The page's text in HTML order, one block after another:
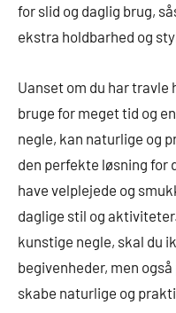
for slid og daglig brug,
ekstra holdbarhed og
Uanset om du har
bruge for meget tid og
negle, kan naturlige og
den perfekte løsning for
have velplejede og
daglige stil og
kunstige negle, skal du
begivenheder, men
skabe naturlige og